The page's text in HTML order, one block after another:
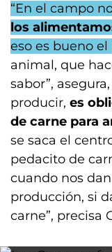
“En el campo
los
eso es bueno
animal, que
sabor”,
producir, es
de carne para
se saca el
pedacito de
cuando nos
producción, si
carne”, precisa